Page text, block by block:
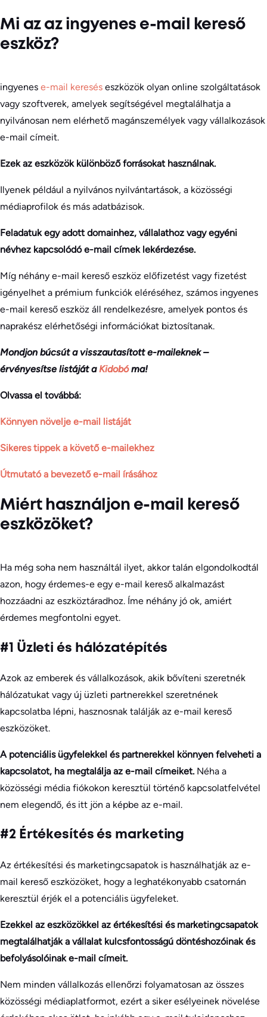
Mi az az ingyenes e-mail kereső
eszköz?
ingyenes e-mail keresés eszközök olyan online szolgáltatások
vagy szoftverek, amelyek segítségével megtalálhatja a
nyilvánosan nem elérhető magánszemélyek vagy vállalkozások
e-mail címeit.
Ezek az eszközök különböző forrásokat használnak.
Ilyenek például a nyilvános nyilvántartások, a közösségi
médiaprofilok és más adatbázisok.
Feladatuk egy adott domainhez, vállalathoz vagy egyéni
névhez kapcsolódó e-mail címek lekérdezése.
Míg néhány e-mail kereső eszköz előfizetést vagy fizetést
igényelhet a prémium funkciók eléréséhez, számos ingyenes
e-mail kereső eszköz áll rendelkezésre, amelyek pontos és
naprakész elérhetőségi információkat biztosítanak.
Mondjon búcsút a visszautasított e-maileknek –
érvényesítse listáját aKidobóma!
Olvassa el továbbá:
Könnyen növelje e-mail listáját
Sikeres tippek a követő e-mailekhez
Útmutató a bevezető e-mail írásához
Miért használjon e-mail kereső
eszközöket?
Ha még soha nem használtál ilyet, akkor talán elgondolkodtál
azon, hogy érdemes-e egy e-mail kereső alkalmazást
hozzáadni az eszköztáradhoz. Íme néhány jó ok, amiért
érdemes megfontolni egyet.
#1 Üzleti és hálózatépítés
Azok az emberek és vállalkozások, akik bővíteni szeretnék
hálózatukat vagy új üzleti partnerekkel szeretnének
kapcsolatba lépni, hasznosnak találják az e-mail kereső
eszközöket.
A potenciális ügyfelekkel és partnerekkel könnyen felveheti a
kapcsolatot, ha megtalálja az e-mail címeiket. Néha a
közösségi média fiókokon keresztül történő kapcsolatfelvétel
nem elegendő, és itt jön a képbe az e-mail.
#2 Értékesítés és marketing
Az értékesítési és marketingcsapatok is használhatják az e-
mail kereső eszközöket, hogy a leghatékonyabb csatornán
keresztül érjék el a potenciális ügyfeleket.
Ezekkel az eszközökkel az értékesítési és marketingcsapatok
megtalálhatják a vállalat kulcsfontosságú döntéshozóinak és
befolyásolóinak e-mail címeit.
Nem minden vállalkozás ellenőrzi folyamatosan az összes
közösségi médiaplatformot, ezért a siker esélyeinek növelése